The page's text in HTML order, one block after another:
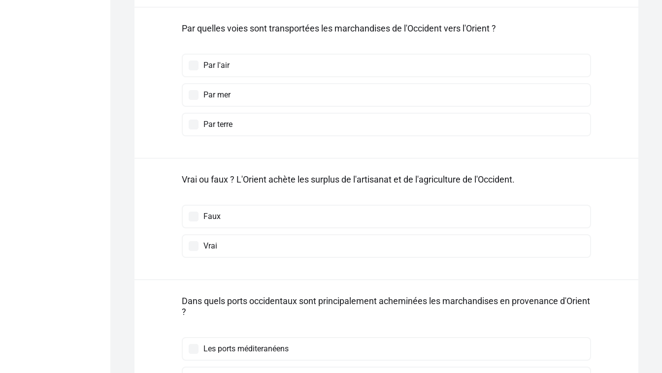
Par quelles voies sont transportées les marchandises de l'Occident vers l'Orient ?
Par l'air
Par mer
Par terre
Vrai ou faux ? L'Orient achète les surplus de l'artisanat et de l'agriculture de l'Occident.
Faux
Vrai
Dans quels ports occidentaux sont principalement acheminées les marchandises en provenance d'Orient
?
Les ports méditeranéens